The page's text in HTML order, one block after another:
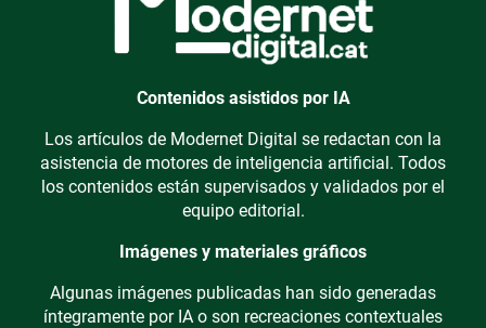
Contenidos asistidos por IA
Los artículos de Modernet Digital se redactan con la
asistencia de motores de inteligencia artificial. Todos
los contenidos están supervisados y validados por el
equipo editorial.
Imágenes y materiales gráficos
Algunas imágenes publicadas han sido generadas
íntegramente por IA o son recreaciones contextuales